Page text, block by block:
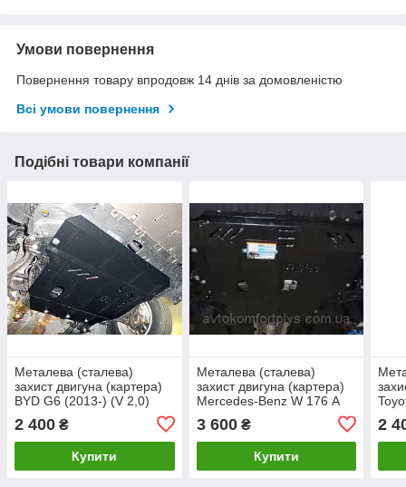
Умови повернення
Повернення товару впродовж 14 днів за домовленістю
Всі умови повернення
Подібні товари компанії
Металева (сталева)
захист двигуна (картера)
BYD G6 (2013-) (V 2,0)
2 400 ₴
Купити
Металева (сталева)
захист двигуна (картера)
Mercedes-Benz W 176 А
3 600₴
Купити
2